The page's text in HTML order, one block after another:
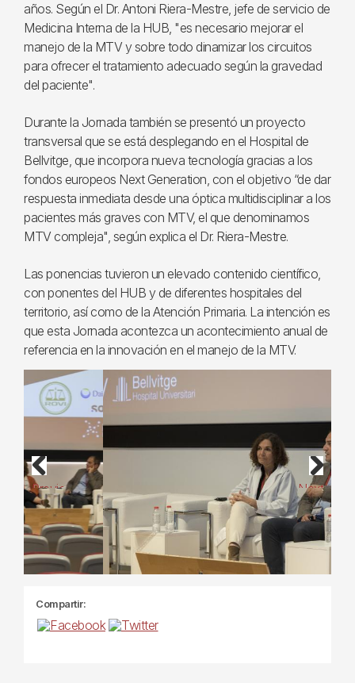
años. Según el Dr. Antoni Riera-Mestre, jefe de servicio de
Medicina Interna de la HUB, "es necesario mejorar el
manejo de la MTV y sobre todo dinamizar los circuitos
para ofrecer el tratamiento adecuado según la gravedad
del paciente".
Durante la Jornada también se presentó un proyecto
transversal que se está desplegando en el Hospital de
Bellvitge, que incorpora nueva tecnología gracias a los
fondos europeos Next Generation, con el objetivo “de dar
respuesta inmediata desde una óptica multidisciplinar a los
pacientes más graves con MTV, el que denominamos
MTV compleja", según explica el Dr. Riera-Mestre.
Las ponencias tuvieron un elevado contenido científico,
con ponentes del HUB y de diferentes hospitales del
territorio, así como de la Atención Primaria. La intención es
que esta Jornada acontezca un acontecimiento anual de
referencia en la innovación en el manejo de la MTV.
Previous Next
Compartir: